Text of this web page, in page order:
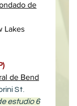
de
Lakes
de Bend
St.
estudio 6